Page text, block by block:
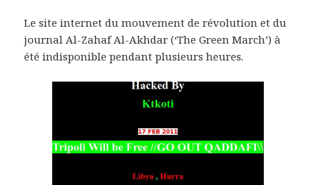
Le site internet du mouvement de révolution et du
journal Al-Zahaf Al-Akhdar (‘The Green March’) à
été indisponible pendant plusieurs heures.